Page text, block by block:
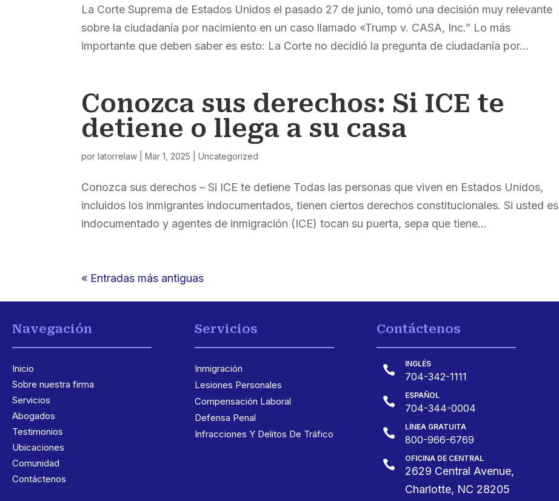
La Corte Suprema de Estados Unidos el pasado 27 de junio, tomó una decisión muy relevante
sobre la ciudadanía por nacimiento en un caso llamado «Trump v. CASA, Inc.” Lo más
importante que deben saber es esto: La Corte no decidió la pregunta de ciudadanía por...
Conozca sus derechos: Si ICE te
detiene o llega a su casa
porlatorrelaw |Mar 1, 2025 |Uncategorized
Conozca sus derechos – Si ICE te detiene Todas las personas que viven en Estados Unidos,
incluidos los inmigrantes indocumentados, tienen ciertos derechos constitucionales. Si usted es
indocumentado y agentes de inmigración (ICE) tocan su puerta, sepa que tiene...
« Entradas más antiguas
Navegación
Inicio
Sobre nuestra firma
Servicios
Abogados
Testimonios
Ubicaciones
Comunidad
Contáctenos
Servicios
Inmigración
Lesiones Personales
Compensación Laboral
Defensa Penal
Infracciones Y Delitos De Tráfico
Contáctenos
 INGLÉS
704-342-1111
 ESPAÑOL
704-344-0004
 LÍNEA GRATUITA
800-966-6769
 OFICINA DE CENTRAL
2629 Central Avenue,
Charlotte, NC 28205